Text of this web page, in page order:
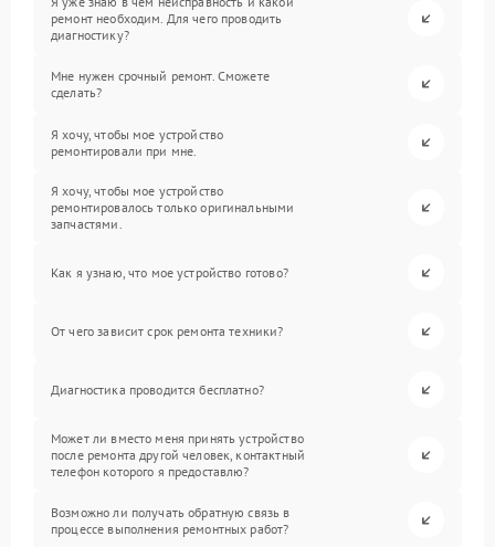
ремонт необходим. Для чего проводить
диагностику?
Мне нужен срочный ремонт. Сможете
сделать?
Я хочу, чтобы мое устройство
ремонтировали при мне.
Я хочу, чтобы мое устройство
ремонтировалось только оригинальными
запчастями.
Как я узнаю, что мое устройство готово?
От чего зависит срок ремонта техники?
Диагностика проводится бесплатно?
Может ли вместо меня принять устройство
после ремонта другой человек, контактный
телефон которого я предоставлю?
Возможно ли получать обратную связь в
процессе выполнения ремонтных работ?